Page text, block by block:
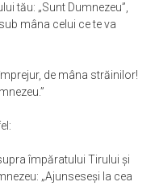
tău: „Sunt Dumnezeu”,
mâna celui ce te va
de mâna străinilor!
împăratului Tirului şi
„Ajunseseşi la cea